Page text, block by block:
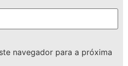
navegador para a próxima